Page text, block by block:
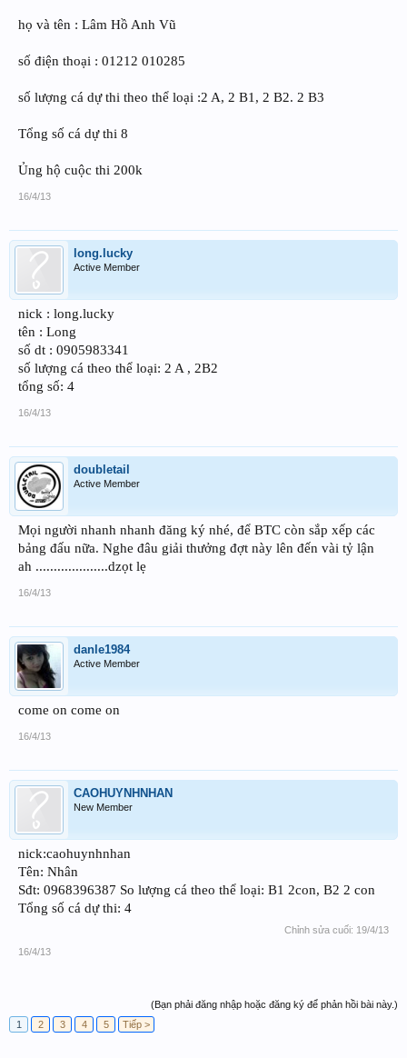
họ và tên : Lâm Hồ Anh Vũ
số điện thoại : 01212 010285
số lượng cá dự thi theo thể loại :2 A, 2 B1, 2 B2. 2 B3
Tổng số cá dự thi 8
Ủng hộ cuộc thi 200k
16/4/13
long.lucky
Active Member
nick : long.lucky
tên : Long
số dt : 0905983341
số lượng cá theo thể loại: 2 A , 2B2
tổng số: 4
16/4/13
doubletail
Active Member
Mọi người nhanh nhanh đăng ký nhé, để BTC còn sắp xếp các
bảng đấu nữa. Nghe đâu giải thưởng đợt này lên đến vài tỷ lận
ah ....................dzọt lẹ
16/4/13
danle1984
Active Member
come on come on
16/4/13
CAOHUYNHNHAN
New Member
nick:caohuynhnhan
Tên: Nhân
Sđt: 0968396387 So lượng cá theo thể loại: B1 2con, B2 2 con
Tổng số cá dự thi: 4
Chỉnh sửa cuối: 19/4/13
16/4/13
(Bạn phải đăng nhập hoặc đăng ký để phản hồi bài này.)
1
2 3 4 5 Tiếp >